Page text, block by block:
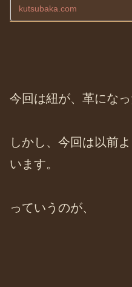
kutsubaka.com
今回は紐が、革になっ
しかし、今回は以前
います。
っていうのが、